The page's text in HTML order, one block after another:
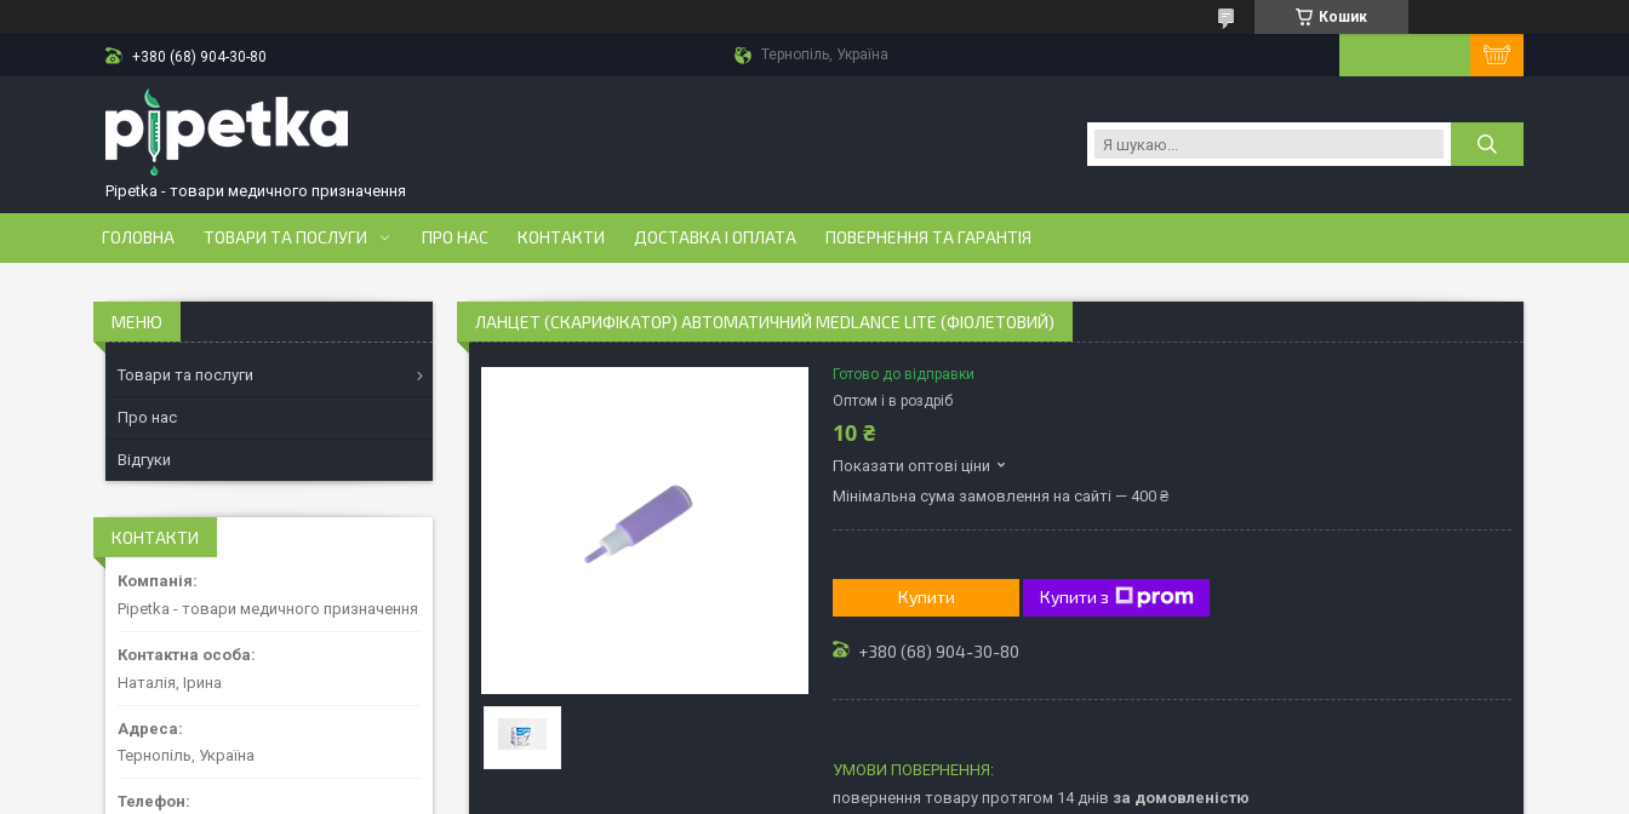
Кошик
+380 (68) 904-30-80 Тернопіль, Україна
Pipetka - товари медичного призначення
ГОЛОВНА ТОВАРИ ТА ПОСЛУГИ ПРО НАС КОНТАКТИ ДОСТАВКА І ОПЛАТА ПОВЕРНЕННЯ ТА ГАРАНТІЯ
ЛАНЦЕТ (СКАРИФІКАТОР) АВТОМАТИЧНИЙ MEDLANCE LITE (ФІОЛЕТОВИЙ)
Готово до відправки
Оптом і в роздріб
10 ₴
Показати оптові ціни
Мінімальна сума замовлення на сайті — 400 ₴
Купити Купити з
+380 (68) 904-30-80
повернення товару протягом 14 днів за домовленістю
Товари та послуги
Про нас
Відгуки
КОНТАКТИ
Pipetka - товари медичного призначення
Наталія, Ірина
Тернопіль, Україна